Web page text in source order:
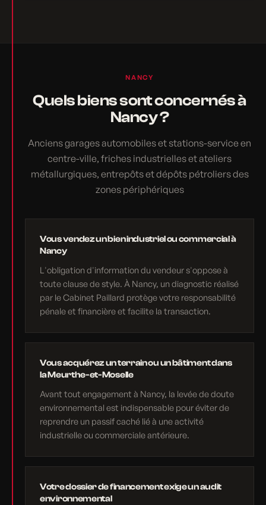
NANCY
Quels biens sont concernés à
Nancy ?
Anciens garages automobiles et stations-service en
centre-ville, friches industrielles et ateliers
métallurgiques, entrepôts et dépôts pétroliers des
zones périphériques
Vous vendez un bien industriel ou commercial à
Nancy
L'obligation d'information du vendeur s'oppose à
toute clause de style. À Nancy, un diagnostic réalisé
par le Cabinet Paillard protège votre responsabilité
pénale et financière et facilite la transaction.
Vous acquérez un terrain ou un bâtiment dans
la Meurthe-et-Moselle
Avant tout engagement à Nancy, la levée de doute
environnemental est indispensable pour éviter de
reprendre un passif caché lié à une activité
industrielle ou commerciale antérieure.
Votre dossier de financement exige un audit
environnemental